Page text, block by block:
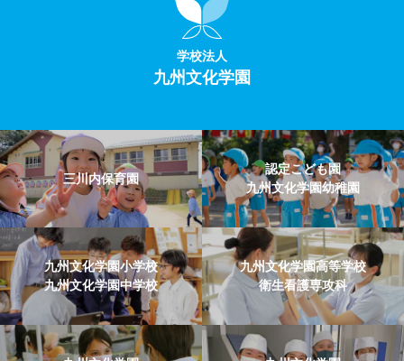
学校法人
九州文化学園
三川内保育園
認定こども園
九州文化学園幼稚園
九州文化学園小学校
九州文化学園中学校
九州文化学園高等学校
衛生看護専攻科